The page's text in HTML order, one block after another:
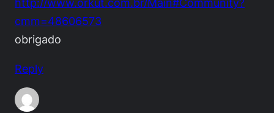
cmm=48606573
obrigado
Reply